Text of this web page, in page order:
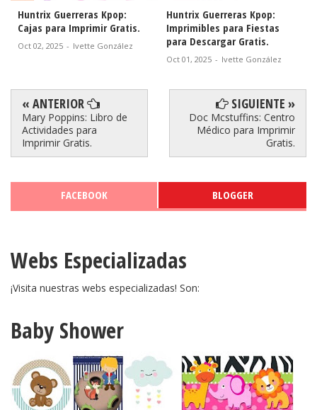
Huntrix Guerreras Kpop:
Imprimibles para Fiestas
para Descargar Gratis.
Lilo y Stitch Live Action:
Cajas para Imprimir Gratis.
Sept 24, 2025 - Ivette González
« ANTERIOR
Mary Poppins: Libro de
Actividades para
Imprimir Gratis.
SIGUIENTE »
Doc Mcstuffins: Centro
Médico para Imprimir
Gratis.
FACEBOOK BLOGGER
Webs Especializadas
¡Visita nuestras webs especializadas! Son:
Baby Shower